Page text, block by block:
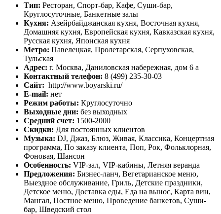
Тип: Ресторан, Спорт-бар, Кафе, Суши-бар,
Круглосуточные, Банкетные залы
Кухня: Азейрбайджанская кухня, Восточная кухня,
Домашняя кухня, Европейская кухня, Кавказская кухня,
Русская кухня, Японская кухня
Метро: Павелецкая, Пролетарская, Серпуховская,
Тульская
Адрес: г. Москва, Даниловская набережная, дом 6 а
Контактный телефон: 8 (499) 235-30-03
Сайт: http://www.boyarski.ru/
E-mail: нет
Режим работы: Круглосуточно
Выходные дни: без выходных
Средний счет: 1500-2000
Скидки: Для постоянных клиентов
Музыка: DJ, Джаз, Блюз, Живая, Классика, Концертная
программа, По заказу клиента, Поп, Рок, Фольклорная,
Фоновая, Шансон
Особенность: VIP-зал, VIP-кабины, Летняя веранда
Предложения: Бизнес-ланч, Вегетарианское меню,
Выездное обслуживание, Гриль, Детские праздники,
Детское меню, Доставка еды, Еда на вынос, Карта вин,
Мангал, Постное меню, Проведение банкетов, Суши-
бар, Шведский стол